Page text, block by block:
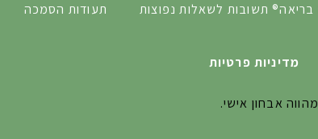
בריאה® תשובות לשאלות נפוצות תעודות הסמכה
מדיניות פרטיות
אבחון אישי.